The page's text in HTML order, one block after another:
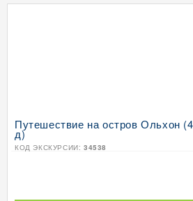
Путешествие на остров Ольхон
д)
КОД ЭКСКУРСИИ: 34538